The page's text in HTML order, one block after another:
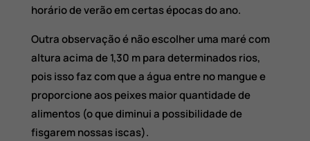
horário de verão em certas épocas do ano.
Outra observação é não escolher uma maré com
altura acima de 1,30 m para determinados rios,
pois isso faz com que a água entre no mangue e
proporcione aos peixes maior quantidade de
alimentos (o que diminui a possibilidade de
fisgarem nossas iscas).